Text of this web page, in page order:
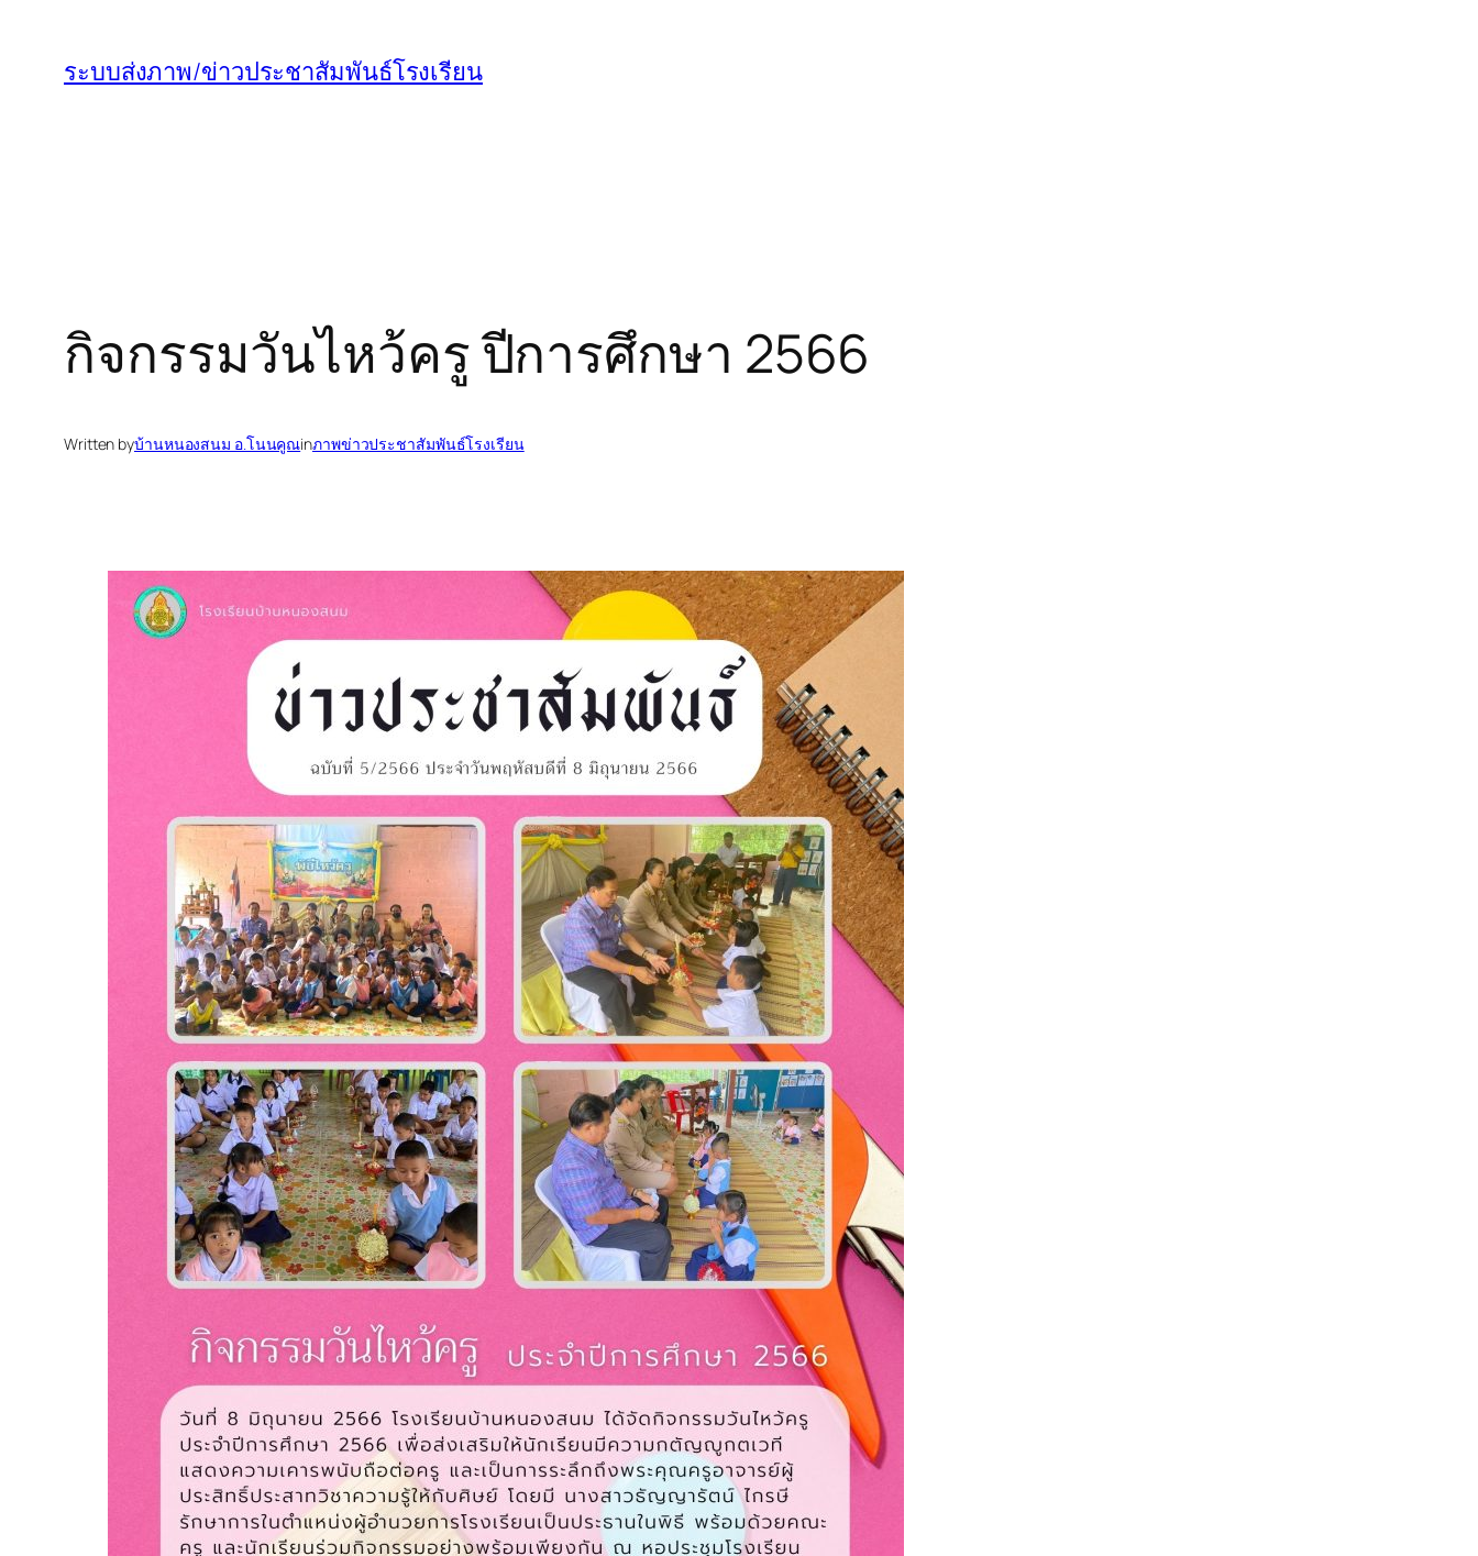
ระบบส่งภาพ/ข่าวประชาสัมพันธ์โรงเรียน
กิจกรรมวันไหว้ครู ปีการศึกษา 2566
Written byบ้านหนองสนม อ.โนนคูณinภาพข่าวประชาสัมพันธ์โรงเรียน